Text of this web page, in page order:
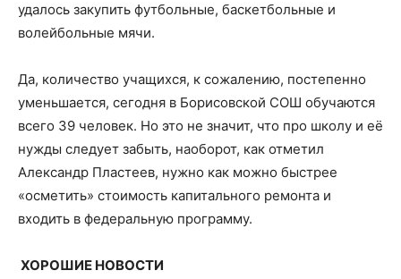
удалось закупить футбольные, баскетбольные и
волейбольные мячи.
Да, количество учащихся, к сожалению, постепенно
уменьшается, сегодня в Борисовской СОШ обучаются
всего 39 человек. Но это не значит, что про школу и её
нужды следует забыть, наоборот, как отметил
Александр Пластеев, нужно как можно быстрее
«осметить» стоимость капитального ремонта и
входить в федеральную программу.
ХОРОШИЕ НОВОСТИ